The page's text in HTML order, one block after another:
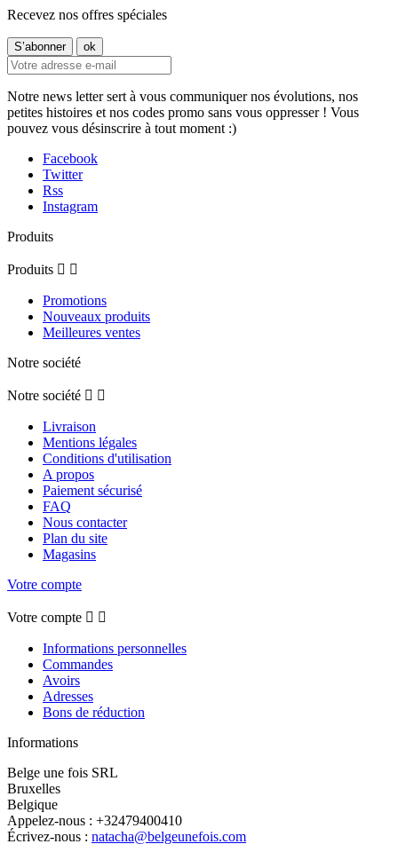
Recevez nos offres spéciales
Notre news letter sert à vous communiquer nos évolutions, nos
petites histoires et nos codes promo sans vous oppresser ! Vous
pouvez vous désinscrire à tout moment :)
Facebook
Twitter
Rss
Instagram
Produits
Produits  
Promotions
Nouveaux produits
Meilleures ventes
Notre société
Notre société  
Livraison
Mentions légales
Conditions d'utilisation
A propos
Paiement sécurisé
FAQ
Nous contacter
Plan du site
Magasins
Votre compte
Votre compte  
Informations personnelles
Commandes
Avoirs
Adresses
Bons de réduction
Informations
Belge une fois SRL
Bruxelles
Belgique
Appelez-nous : +32479400410
Écrivez-nous : natacha@belgeunefois.com